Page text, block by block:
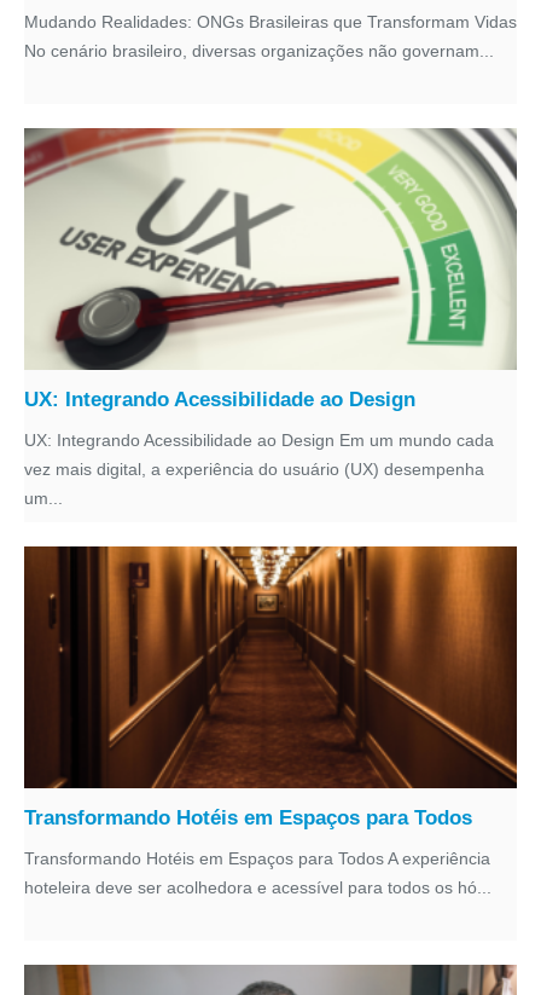
Mudando Realidades: ONGs Brasileiras que Transformam Vidas
No cenário brasileiro, diversas organizações não governam...
UX: Integrando Acessibilidade ao Design
UX: Integrando Acessibilidade ao Design Em um mundo cada
vez mais digital, a experiência do usuário (UX) desempenha
um...
Transformando Hotéis em Espaços para Todos
Transformando Hotéis em Espaços para Todos A experiência
hoteleira deve ser acolhedora e acessível para todos os hó...